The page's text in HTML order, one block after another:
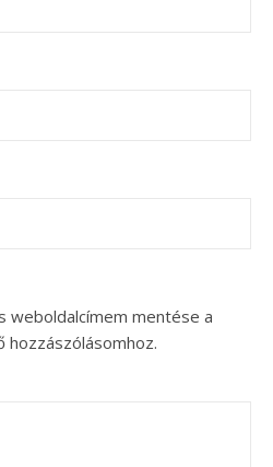
weboldalcímem mentése a
hozzászólásomhoz.